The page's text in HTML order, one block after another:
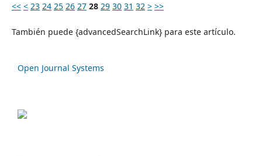
<< < 23 24 25 26 27 28 29 30 31 32 > >>
También puede {advancedSearchLink} para este artículo.
Open Journal Systems